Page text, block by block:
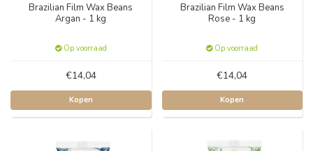
Brazilian Film Wax Beans
Argan - 1 kg
Op voorraad
€14,04
Kopen
Brazilian Film Wax Beans
Rose - 1 kg
Op voorraad
€14,04
Kopen